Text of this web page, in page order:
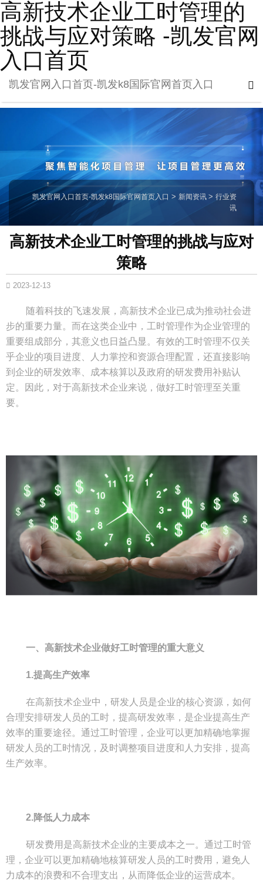
高新技术企业工时管理的
挑战与应对策略 -凯发官网
入口首页
凯发官网入口首页-凯发k8国际官网首页入口
凯发官网入口首页-凯发k8国际官网首页入口 > 新闻资讯 > 行业资
讯
高新技术企业工时管理的挑战与应对
策略
2023-12-13
随着科技的飞速发展，高新技术企业已成为推动社会进
步的重要力量。而在这类企业中，工时管理作为企业管理的
重要组成部分，其意义也日益凸显。有效的工时管理不仅关
乎企业的项目进度、人力掌控和资源合理配置，还直接影响
到企业的研发效率、成本核算以及政府的研发费用补贴认
定。因此，对于高新技术企业来说，做好工时管理至关重
要。
一、高新技术企业做好工时管理的重大意义
1.提高生产效率
在高新技术企业中，研发人员是企业的核心资源，如何
合理安排研发人员的工时，提高研发效率，是企业提高生产
效率的重要途径。通过工时管理，企业可以更加精确地掌握
研发人员的工时情况，及时调整项目进度和人力安排，提高
生产效率。
2.降低人力成本
研发费用是高新技术企业的主要成本之一。通过工时管
理，企业可以更加精确地核算研发人员的工时费用，避免人
力成本的浪费和不合理支出，从而降低企业的运营成本。